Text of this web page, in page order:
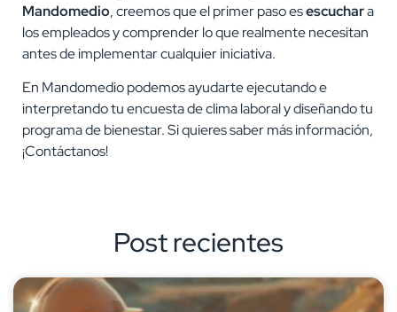
Mandomedio, creemos que el primer paso esescuchara
los empleados y comprender lo que realmente necesitan
antes de implementar cualquier iniciativa.
En Mandomedio podemos ayudarte ejecutando e
interpretando tu encuesta de clima laboral y diseñando tu
programa de bienestar. Si quieres saber más información,
¡Contáctanos!
Post recientes